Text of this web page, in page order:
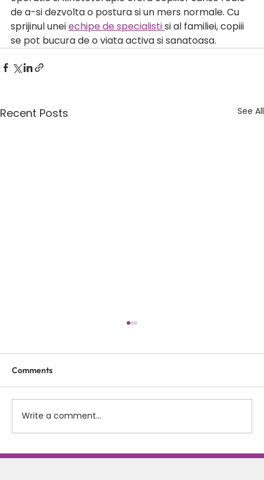
de a-si dezvolta o postura si un mers normale. Cu
sprijinul unei echipe de specialisti si al familiei, copiii
se pot bucura de o viata activa si sanatoasa.
Recent Posts See All
Scolioza la copii: rolul terapiei Schroth in
Comments
Write a comment...